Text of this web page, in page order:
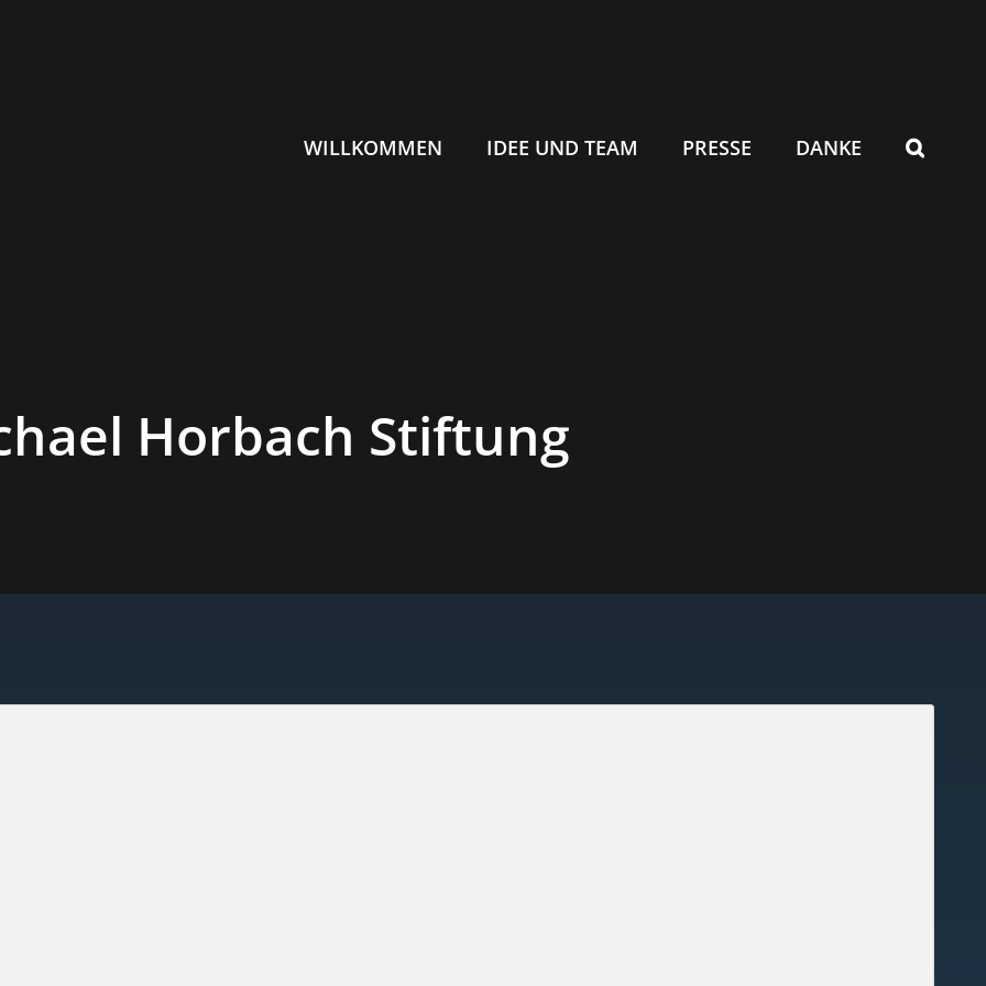
WILLKOMMEN IDEE UND TEAM PRESSE DANKE
Horbach Stiftung